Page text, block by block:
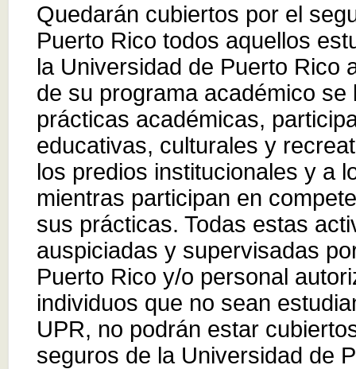
Quedarán cubiertos por el
Puerto Rico todos aquellos
la Universidad de Puerto Rico
de su programa académico se
prácticas académicas,
educativas, culturales y
los predios institucionales y a
mientras participan en
sus prácticas. Todas estas
auspiciadas y supervisadas
Puerto Rico y/o personal
individuos que no sean
UPR, no podrán estar
seguros de la Universidad de